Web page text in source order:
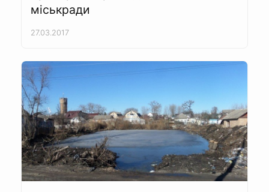
міськради
27.03.2017